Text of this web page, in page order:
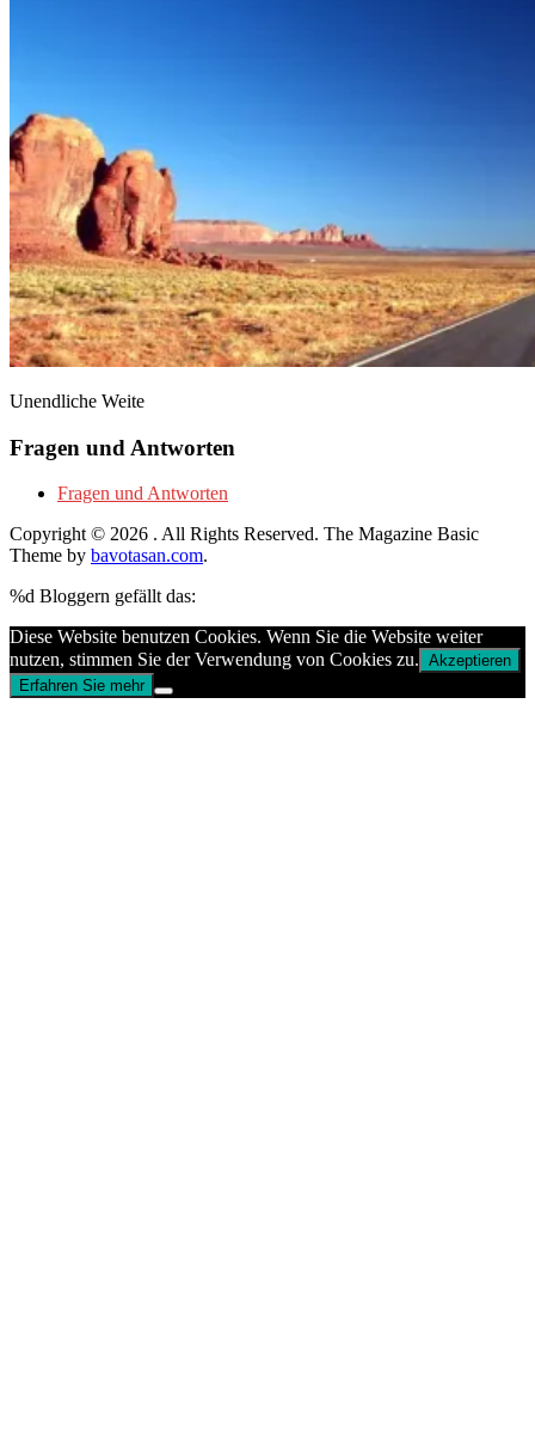
Unendliche Weite
Fragen und Antworten
Fragen und Antworten
Copyright © 2026 . All Rights Reserved. The Magazine Basic
Theme by bavotasan.com.
%d Bloggern gefällt das:
Diese Website benutzen Cookies. Wenn Sie die Website weiter
nutzen, stimmen Sie der Verwendung von Cookies zu. Akzeptieren
Erfahren Sie mehr